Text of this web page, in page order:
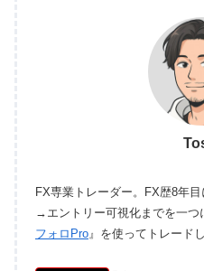
FX専業トレーダー。FX歴8年
→エントリー可視化までを一つ
フォロPro』を使ってトレード